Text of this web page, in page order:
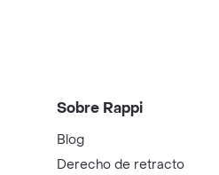
Sobre Rappi
Blog
Derecho de retracto